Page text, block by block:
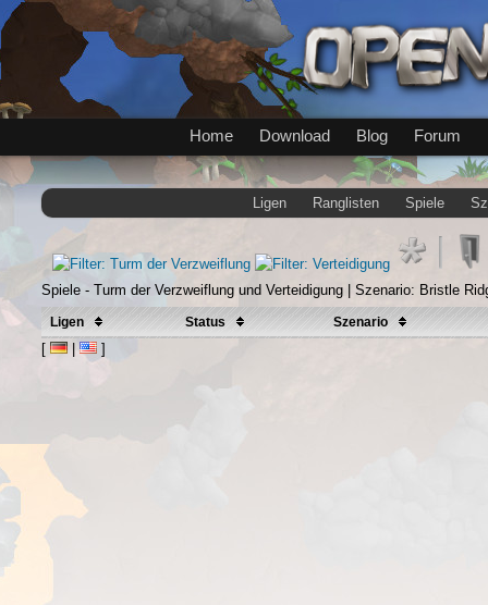
Home Download Blog Forum
Ligen Ranglisten Spiele
Spiele - Turm der Verzweiflung und Verteidigung | Szenario: Bristle
Ligen Status Szenario
[ | ]